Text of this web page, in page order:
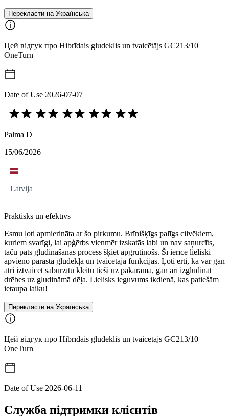
Перекласти на Українська
Цей відгук про Hibrīdais gludeklis un tvaicētājs GC213/10
OneTurn
Date of Use 2026-07-07
Palma D
15/06/2026
Latvija
Praktisks un efektīvs
Esmu ļoti apmierināta ar šo pirkumu. Brīnišķīgs palīgs cilvēkiem,
kuriem svarīgi, lai apģērbs vienmēr izskatās labi un nav saņurcīts,
taču pats gludināšanas process šķiet apgrūtinošs. Šī ierīce lieliski
apvieno parastā gludekļa un tvaicētāja funkcijas. Ļoti ērti, ka var gan
ātri iztvaicēt saburzītu kleitu tieši uz pakaramā, gan arī izgludināt
drēbes uz gludināmā dēļa. Lielisks ieguvums ikdienā, kas patiešām
ietaupa laiku!
Перекласти на Українська
Цей відгук про Hibrīdais gludeklis un tvaicētājs GC213/10
OneTurn
Date of Use 2026-06-11
Служба підтримки клієнтів